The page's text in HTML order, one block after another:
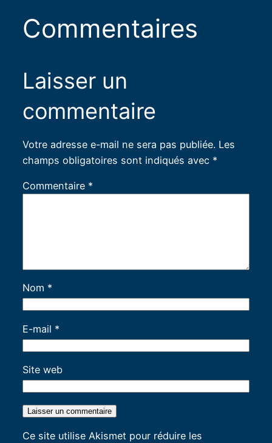
Commentaires
Laisser un
commentaire
Votre adresse e-mail ne sera pas publiée. Les
champs obligatoires sont indiqués avec *
Commentaire *
Nom *
E-mail *
Site web
Ce site utilise Akismet pour réduire les